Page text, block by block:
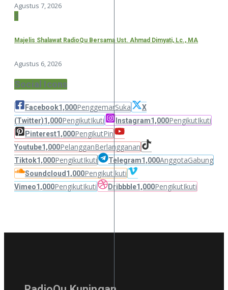
Agustus 7, 2026
3
Majelis Shalawat RadioQu Bersama Ust. Ahmad Dimyati, Lc., MA
Agustus 6, 2026
Social Icons
Facebook1,000PenggemarSuka
X
(Twitter)1,000PengikutIkuti Instagram1,000PengikutIkuti
Pinterest1,000PengikutPin
Youtube1,000PelangganBerlangganan
Tiktok1,000PengikutIkuti Telegram1,000AnggotaGabung
Soundcloud 1,000PengikutIkuti
Vimeo1,000PengikutIkuti Dribbble1,000PengikutIkuti